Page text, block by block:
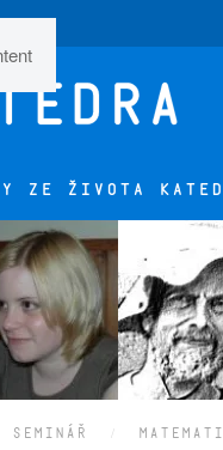
ZE ŽIVOTA
SEMINÁŘ